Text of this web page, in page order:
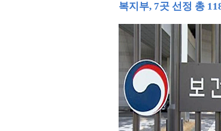
복지부, 7곳 선정 총